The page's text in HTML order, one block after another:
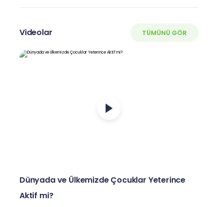
Videolar TÜMÜNÜ GÖR
Dünyada ve Ülkemizde Çocuklar Yeterince
Aktif mi?